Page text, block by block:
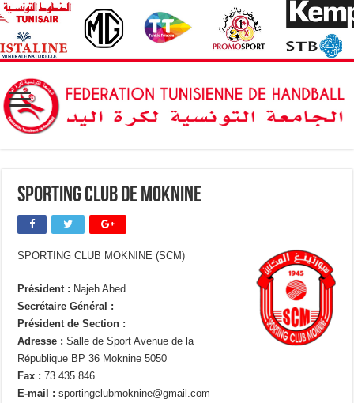
Sporting Club de Moknine
SPORTING CLUB MOKNINE (SCM)
Président : Najeh Abed
Secrétaire Général :
Président de Section :
Adresse : Salle de Sport Avenue de la
République BP 36 Moknine 5050
Fax : 73 435 846
E-mail :sportingclubmoknine@gmail.com